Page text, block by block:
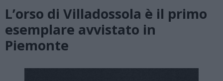
L’orso di Villadossola è il primo
esemplare avvistato in
Piemonte